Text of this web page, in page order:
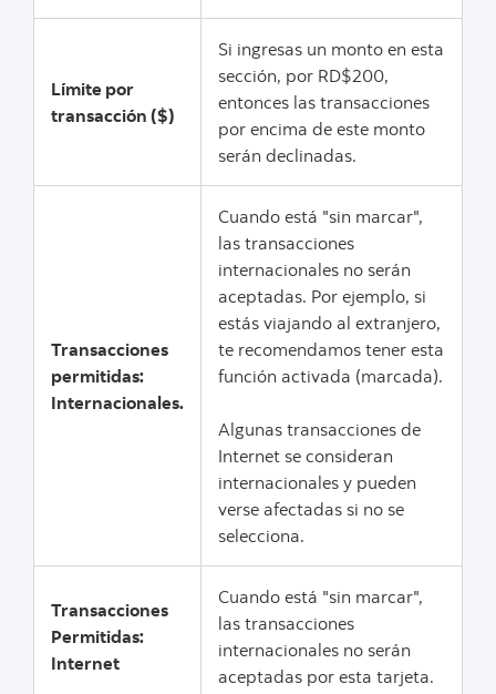
Límite por
transacción ($)
Si ingresas un monto en esta
sección, por RD$200,
entonces las transacciones
por encima de este monto
serán declinadas.
Transacciones
permitidas:
Internacionales.
Cuando está "sin marcar",
las transacciones
internacionales no serán
aceptadas. Por ejemplo, si
estás viajando al extranjero,
te recomendamos tener esta
función activada (marcada).
Algunas transacciones de
Internet se consideran
internacionales y pueden
verse afectadas si no se
selecciona.
Transacciones
Permitidas:
Internet
Cuando está "sin marcar",
las transacciones
internacionales no serán
aceptadas por esta tarjeta.